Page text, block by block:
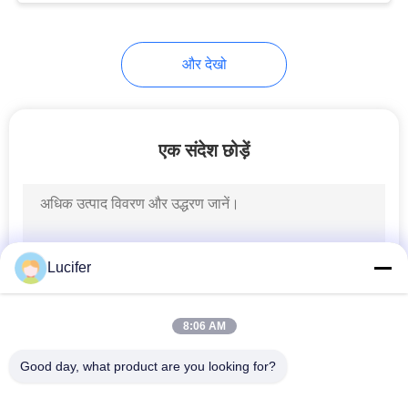
और देखो
एक संदेश छोड़ें
Lucifer
8:06 AM
Good day, what product are you looking for?